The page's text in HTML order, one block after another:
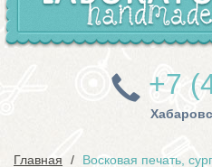
+7
Главная Восковая печать,